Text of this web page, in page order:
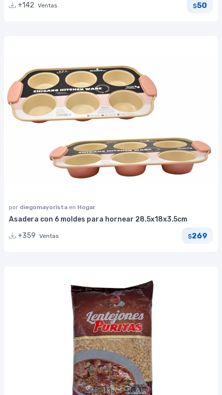
+142 Ventas $50
por diegomayorista en Hogar
Asadera con 6 moldes para hornear 28.5x18x3.5cm
+359 Ventas $269